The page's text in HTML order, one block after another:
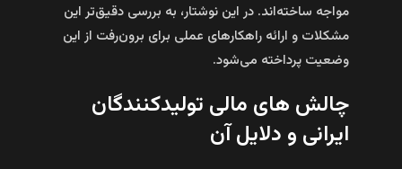
مواجه ساخته‌اند. در این نوشتار، به بررسی دقیق‌تر این
مشکلات و ارائه راهکارهای عملی برای برون‌رفت از این
وضعیت پرداخته می‌شود.
چالش‌ های مالی تولیدکنندگان
ایرانی و دلایل آن